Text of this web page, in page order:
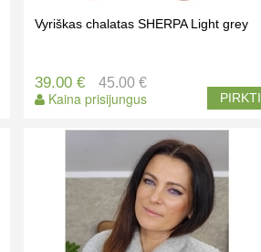
Vyriškas chalatas SHERPA Light grey
39.00 €
Kaina prisijungus
45.00 €
PIRKTI